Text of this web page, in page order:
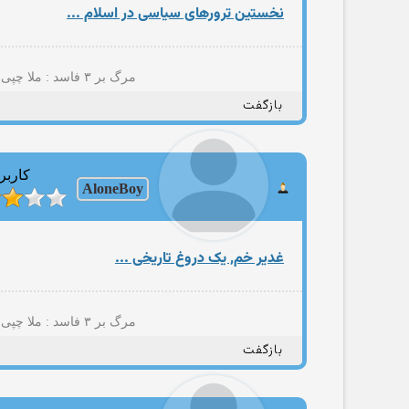
نخستین ترورهای سیاسی در اسلام ...
مرگ بر ۳ فاسد : ملا چپی مجاهد(+پسمانده های ۵۷؛نایاک؛مصومه قمی؛حامد مجاهدیون؛مهتدی کهنه تروریست تجزیه طلب و شرکا)
بازگفت
AloneBoy
کاربر
غدير خم, يک دروغ تاريخی ...
مرگ بر ۳ فاسد : ملا چپی مجاهد(+پسمانده های ۵۷؛نایاک؛مصومه قمی؛حامد مجاهدیون؛مهتدی کهنه تروریست تجزیه طلب و شرکا)
بازگفت